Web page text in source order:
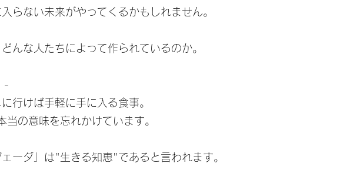
らない未来がやってくるかもしれません。
んな人たちによって作られているのか。
-
行けば手軽に手に入る食事。
の意味を忘れかけています。
ーダ」は"生きる知恵"であると言われます。